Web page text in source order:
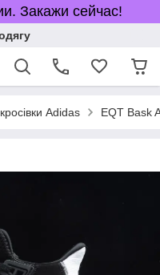
Закажи сейчас!
Adidas EQT Bask